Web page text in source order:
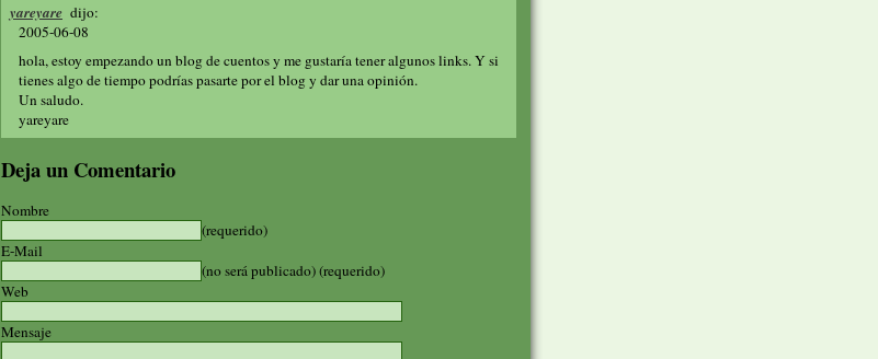
yareyare dijo:
2005-06-08
hola, estoy empezando un blog de cuentos y me gustaría tener algunos links. Y si
tienes algo de tiempo podrías pasarte por el blog y dar una opinión.
Un saludo.
yareyare
Deja un Comentario
Nombre
(requerido)
E-Mail
(no será publicado) (requerido)
Web
Mensaje